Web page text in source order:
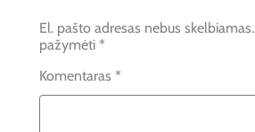
El. pašto adresas nebus skelbiamas.
pažymėti *
Komentaras *